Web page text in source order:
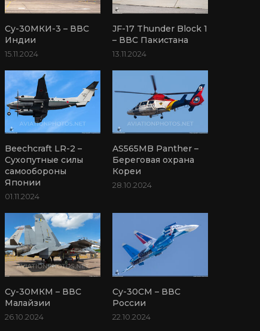
Су-30МКИ-3 – ВВС
Индии
15.11.2024
JF-17 Thunder Block 1
– ВВС Пакистана
13.11.2024
Beechcraft LR-2 –
Сухопутные силы
самообороны
Японии
01.11.2024
AS565MB Panther –
Береговая охрана
Кореи
28.10.2024
Су-30МКМ – ВВС
Малайзии
26.10.2024
Су-30СМ – ВВС
России
22.10.2024